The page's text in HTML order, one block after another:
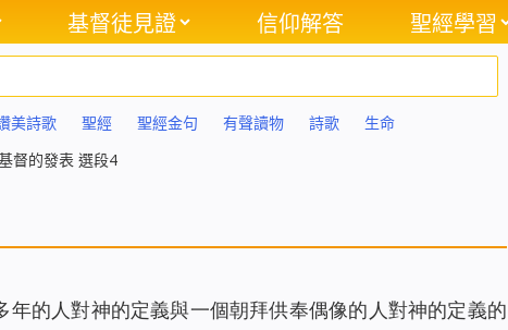
基督徒見證 信仰解答 聖經學習
美詩歌 聖經 聖經金句 有聲讀物 詩歌 生命
督的發表 選段4
的人對神的定義與一個朝拜供奉偶像的人對神的定義的